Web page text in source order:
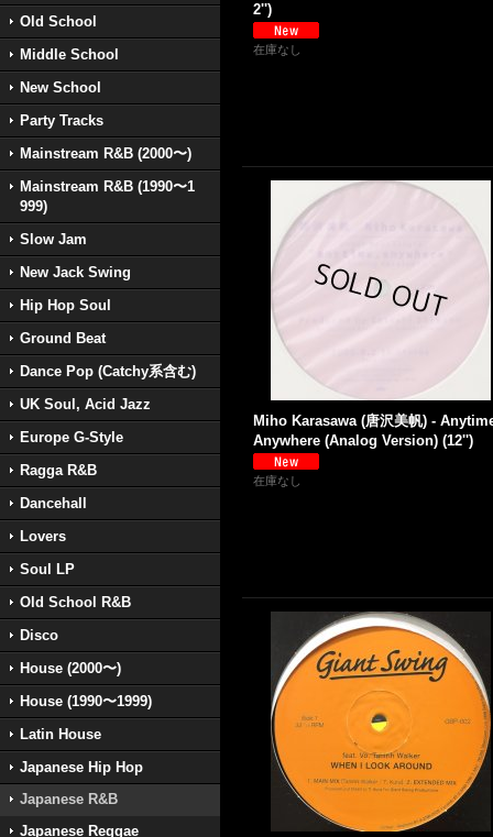
Old School
Middle School
New School
Party Tracks
Mainstream R&B (2000〜)
Mainstream R&B (1990〜1
999)
Slow Jam
New Jack Swing
Hip Hop Soul
Ground Beat
Dance Pop (Catchy系含む)
UK Soul, Acid Jazz
Europe G-Style
Ragga R&B
Dancehall
Lovers
Soul LP
Old School R&B
Disco
House (2000〜)
House (1990〜1999)
Latin House
Japanese Hip Hop
Japanese R&B
Japanese Reggae
2'')
在庫なし
Miho Karasawa (唐沢美帆) -
Anywhere (Analog Version) (12'')
在庫なし